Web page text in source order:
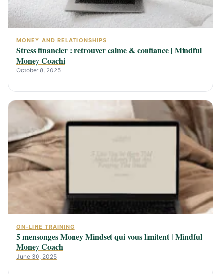
MONEY AND RELATIONSHIPS
Stress financier : retrouver calme & confiance | Mindful
Money Coachi
October 8, 2025
ON-LINE TRAINING
5 mensonges Money Mindset qui vous limitent | Mindful
Money Coach
June 30, 2025